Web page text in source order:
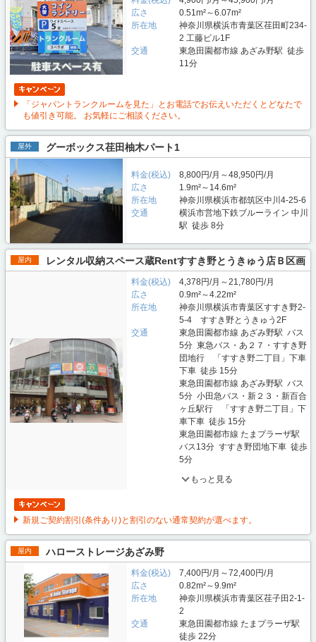
広さ
0.51m²～6.07m²
所在地
神奈川県横浜市青葉区荏田町234-
2 工藤ビル1F
交通
東急田園都市線 あざみ野駅 徒歩
11分
「ジャパントランクルームを見た」とお電話でお伝えいただくとどなたで
も値引き可能。 お気軽にご相談ください。
屋外 グーボックス荏田柚木パート1
料金(税込)
8,800円/月～48,950円/月
広さ
1.9m²～14.6m²
所在地
神奈川県横浜市都筑区中川4-25-6
交通
横浜市営地下鉄ブルーライン 中川
駅 徒歩 8分
屋内 レンタル収納スペース蔵Rentすすき野とうきゅう店Ｂ区画
料金(税込)
4,378円/月～21,780円/月
広さ
0.9m²～4.22m²
所在地
神奈川県横浜市青葉区すすき野2-
5-4 すすき野とうきゅう2F
交通
東急田園都市線 あざみ野駅 バス
5分 東急バス・あ２７・すすき野
団地行 「すすき野二丁目」下車
下車 徒歩 15分
東急田園都市線 あざみ野駅 バス
5分 小田急バス・新２３・新百合
ヶ丘駅行 「すすき野二丁目」下
車下車 徒歩 15分
東急田園都市線 たまプラーザ駅
バス13分 すすき野団地下車 徒歩
5分
もっと見る
新規ご契約割引(条件あり)と割引のない通常契約が選べます。
屋内 ハローストレージあざみ野
料金(税込)
7,400円/月～72,400円/月
広さ
0.82m²～9.9m²
所在地
神奈川県横浜市青葉区荏子田2-1-
2
交通
東急田園都市線 たまプラーザ駅
徒歩 22分